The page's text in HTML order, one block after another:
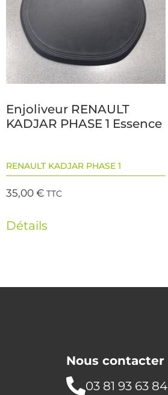
Enjoliveur RENAULT
KADJAR PHASE 1 Essence
RENAULT KADJAR PHASE 1
35,00€ TTC
Détails
Nous contacter
03 81 93 63 84